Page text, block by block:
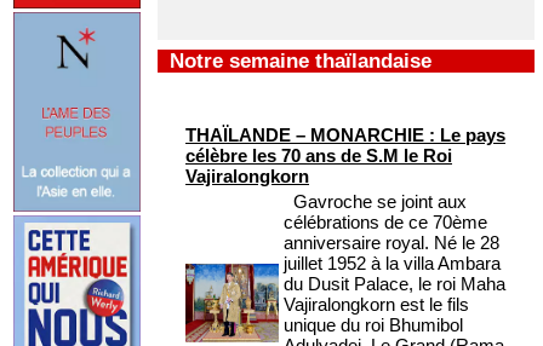
Notre semaine thaïlandaise
THAÏLANDE – MONARCHIE : Le pays
célèbre les 70 ans de S.M le Roi
Vajiralongkorn
Gavroche se joint aux
célébrations de ce 70ème
anniversaire royal. Né le 28
juillet 1952 à la villa Ambara
du Dusit Palace, le roi Maha
Vajiralongkorn est le fils
unique du roi Bhumibol